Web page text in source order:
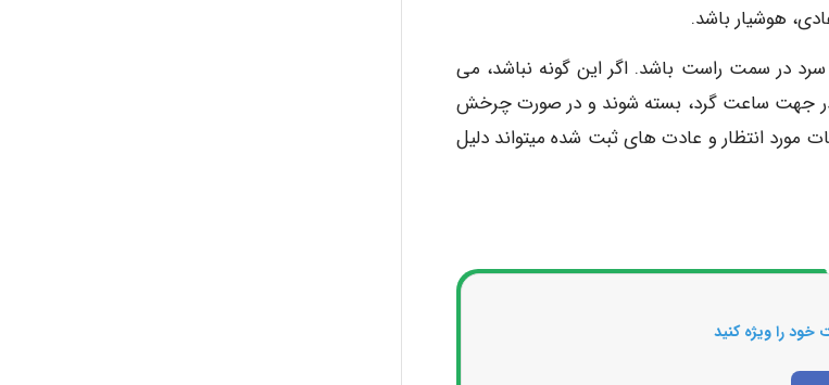
هوشیار باشد.
در سمت راست باشد. اگر این گونه نباشد، می
در جهت ساعت گرد، بسته شوند و در صورت چرخش
مورد انتظار و عادت های ثبت شده میتواند دلیل
خود را ویژه کنید